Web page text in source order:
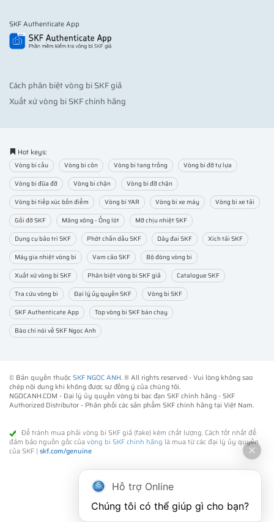
SKF Authenticate App
Cách phân biệt vòng bi SKF giả
Xuất xứ vòng bi SKF chính hãng
Hot keys:
Vòng bi cầu Vòng bi côn Vòng bi tang trống
Vòng bi đỡ tự lựa
Vòng bi đũa đỡ
Vòng bi chặn
Vòng bi đỡ chặn
Vòng bi tiếp xúc bốn điểm
Vòng bi YAR Vòng bi xe máy
Vòng bi xe tải
Gối đỡ SKF
Măng xông - Ống lót
Mỡ chịu nhiệt SKF
Dụng cụ bảo trì SKF
Phớt chắn dầu SKF Dây đai SKF
Xích tải SKF
Máy gia nhiệt vòng bi
Vam cảo SKF
Bộ đóng vòng bi
Xuất xứ vòng bi SKF
Phân biệt vòng bi SKF giả
Catalogue SKF
Tra cứu vòng bi
Đại lý ủy quyền SKF
Vòng bi SKF
SKF Authenticate App
Top vòng bi SKF bán chạy
Báo chí nói về SKF Ngọc Anh
© Bản quyền thuộcSKF NGỌC ANH. ® All rights reserved - Vui lòng không sao
chép nội dung khi không được sự đồng ý của chúng tôi.
NGOCANH.COM - Đại lý ủy quyền vòng bi bạc đạn SKF chính hãng -SKF
Authorized Distributor- Phân phối các sản phẩm SKF chính hãng tại Việt Nam.
Để tránh mua phải vòng bi SKF giả (fake) kém chất lượng. Cách tốt nhất để
đảm bảo nguồn gốc củavòng bi SKF chính hãng là mua từ các đại lý ủy quyền
của SKF | skf.com/genuine
Hỗ trợ Online
Chúng tôi có thể giúp gì cho bạn?